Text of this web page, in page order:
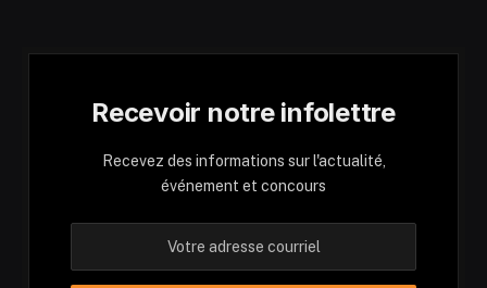
Recevoir notre infolettre
Recevez des informations sur l'actualité,
événement et concours